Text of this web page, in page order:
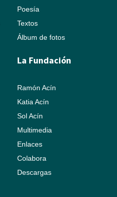
Poesía
Textos
Álbum de fotos
La Fundación
Ramón Acín
Katia Acín
Sol Acín
Multimedia
Enlaces
Colabora
Descargas